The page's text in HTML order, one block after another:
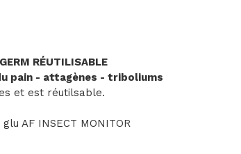
RÉUTILISABLE
pain - attagènes - triboliums
et est réutilsable.
AF INSECT MONITOR